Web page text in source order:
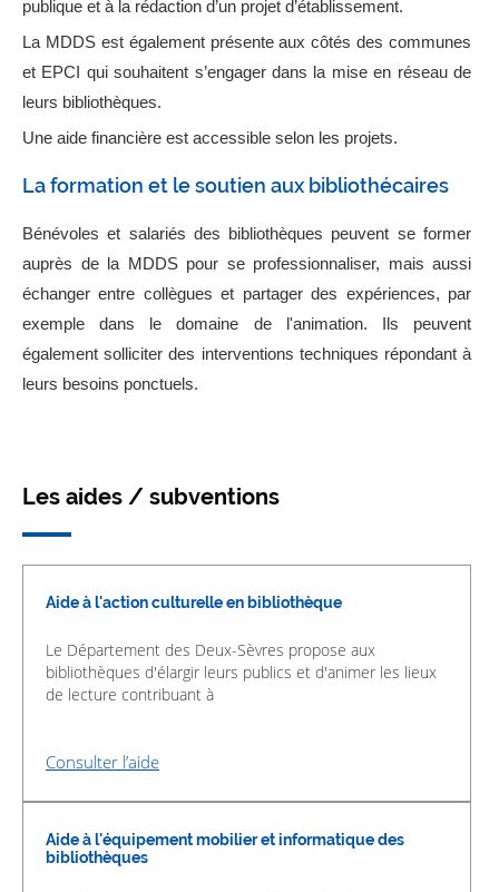
publique et à la rédaction d’un projet d’établissement.
La MDDS est également présente aux côtés des communes
et EPCI qui souhaitent s’engager dans la mise en réseau de
leurs bibliothèques.
Une aide financière est accessible selon les projets.
La formation et le soutien aux bibliothécaires
Bénévoles et salariés des bibliothèques peuvent se former
auprès de la MDDS pour se professionnaliser, mais aussi
échanger entre collègues et partager des expériences, par
exemple dans le domaine de l'animation. Ils peuvent
également solliciter des interventions techniques répondant à
leurs besoins ponctuels.
Les aides / subventions
Aide à l'action culturelle en bibliothèque
Le Département des Deux-Sèvres propose aux
bibliothèques d'élargir leurs publics et d'animer les lieux
de lecture contribuant à
Consulter l’aide
Aide à l'équipement mobilier et informatique des
bibliothèques